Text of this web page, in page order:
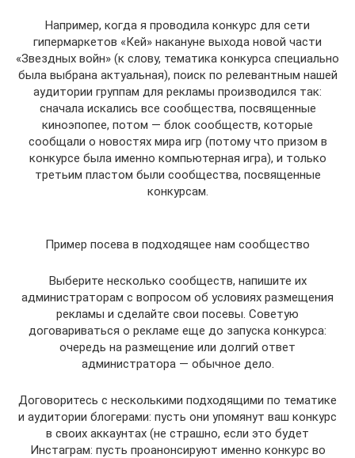
Например, когда я проводила конкурс для сети
гипермаркетов «Кей» накануне выхода новой части
«Звездных войн» (к слову, тематика конкурса специально
была выбрана актуальная), поиск по релевантным нашей
аудитории группам для рекламы производился так:
сначала искались все сообщества, посвященные
киноэпопее, потом — блок сообществ, которые
сообщали о новостях мира игр (потому что призом в
конкурсе была именно компьютерная игра), и только
третьим пластом были сообщества, посвященные
конкурсам.
Пример посева в подходящее нам сообщество
Выберите несколько сообществ, напишите их
администраторам с вопросом об условиях размещения
рекламы и сделайте свои посевы. Советую
договариваться о рекламе еще до запуска конкурса:
очередь на размещение или долгий ответ
администратора — обычное дело.
Договоритесь с несколькими подходящими по тематике
и аудитории блогерами: пусть они упомянут ваш конкурс
в своих аккаунтах (не страшно, если это будет
Инстаграм: пусть проанонсируют именно конкурс во